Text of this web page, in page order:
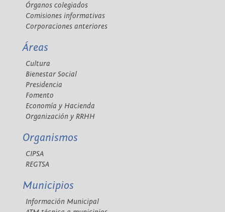
Órganos colegiados
Comisiones informativas
Corporaciones anteriores
Áreas
Cultura
Bienestar Social
Presidencia
Fomento
Economía y Hacienda
Organización y RRHH
Organismos
CIPSA
REGTSA
Municipios
Información Municipal